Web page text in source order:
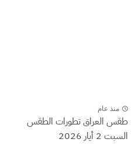
منذ عام
طقس العراق تطورات الطقس
السبت 2 أيار 2026